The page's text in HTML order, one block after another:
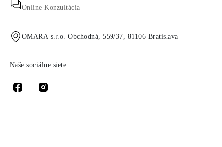
Online Konzultácia
OMARA s.r.o. Obchodná, 559/37, 81106 Bratislava
Naše sociálne siete